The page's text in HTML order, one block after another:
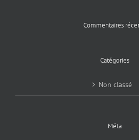
Commentaires
Catégories
Non classé
Méta